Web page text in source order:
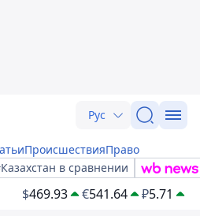
Рус
ПроисшествияПраво
в сравнении
$469.93 €541.64 ₽5.71